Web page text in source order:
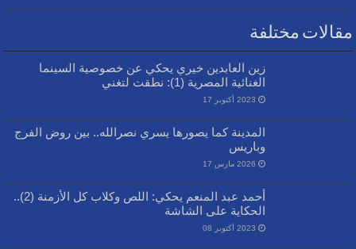
مقالات مختلفة
زين العابدين خيري يحكي عن خصوصية السينما
الغنائية المصرية (1): نطقت لتغني
2023 أكتوبر 17
المدينة كما يصورها يسري نصرالله.. بين روض الفرج
وباريس
2026 مارس 17
أحمد عبد المنعم يحكي: اللص وكلاب كل الأزمنة (2)..
الحكاية على الشاشة
2023 أكتوبر 08